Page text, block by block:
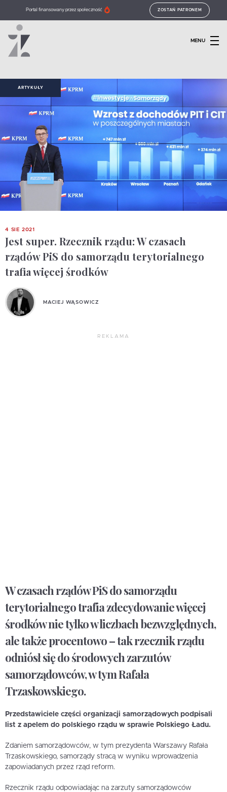
Portal finansowany przez społeczność ZOSTAŃ PATRONEM
MENU
ARTYKUŁY
4 SIE 2021
Jest super. Rzecznik rządu: W czasach
rządów PiS do samorządu terytorialnego
trafia więcej środków
MACIEJ WĄSOWICZ
REKLAMA
W czasach rządów PiS do samorządu
terytorialnego trafia zdecydowanie więcej
środków nie tylko w liczbach bezwzględnych,
ale także procentowo – tak rzecznik rządu
odniósł się do środowych zarzutów
samorządowców, w tym Rafała
Trzaskowskiego.
Przedstawiciele części organizacji samorządowych podpisali
list z apelem do polskiego rządu w sprawie Polskiego Ładu.
Zdaniem samorządowców, w tym prezydenta Warszawy Rafała
Trzaskowskiego, samorządy stracą w wyniku wprowadzenia
zapowiadanych przez rząd reform.
Rzecznik rządu odpowiadając na zarzuty samorządowców